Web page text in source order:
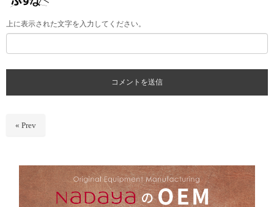
上に表示された文字を入力してください。
« Prev